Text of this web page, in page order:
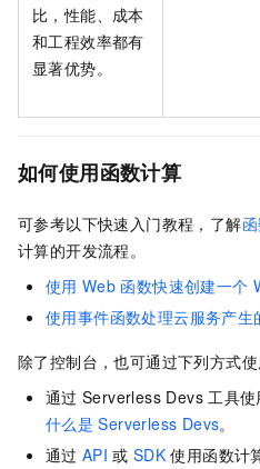
比，性能、成本
和工程效率都有
显著优势。
如何使用函数计算
可参考以下快速入门教程，了解
计算的开发流程。
使用 Web 函数快速创建一个
使用事件函数处理云服务产生
除了控制台，也可通过下列方式使
通过 Serverless Devs 工具
什么是 Serverless Devs。
通过 API 或 SDK 使用函数计